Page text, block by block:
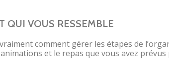
QUI VOUS RESSEMBLE
comment gérer les étapes de
et le repas que vous avez